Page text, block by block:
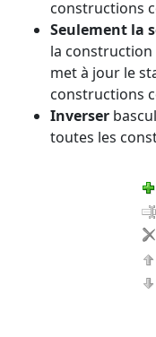
constructions
Seulement la
la construction
met à jour le
constructions
Inverser
toutes les